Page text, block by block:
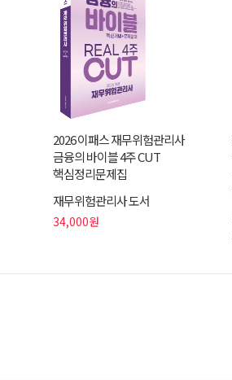
2026 이패스 재무위험관리사
금융의 바이블 4주 CUT
핵심정리문제집
재무위험관리사 도서
34,000원